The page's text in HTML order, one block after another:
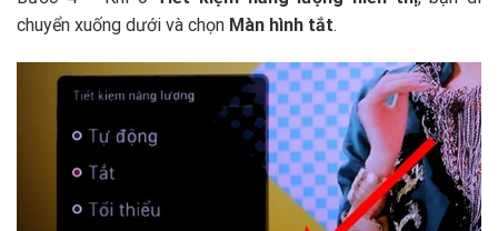
chuyển xuống dưới và chọn Màn hình tắt.